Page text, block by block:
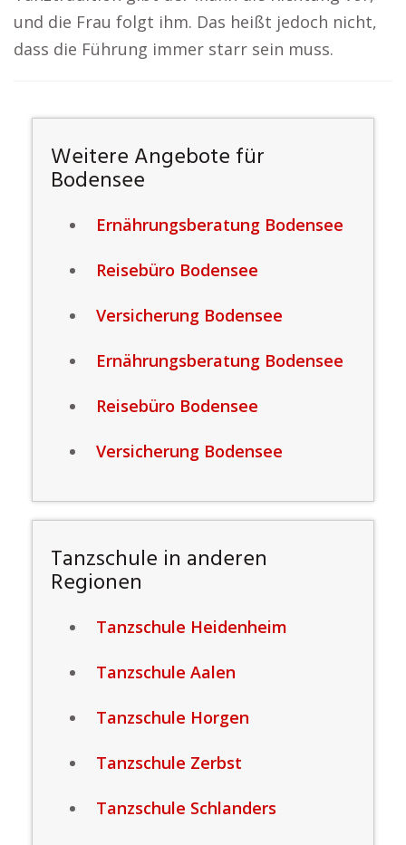
und die Frau folgt ihm. Das heißt jedoch nicht,
dass die Führung immer starr sein muss.
Weitere Angebote für
Bodensee
Ernährungsberatung Bodensee
Reisebüro Bodensee
Versicherung Bodensee
Ernährungsberatung Bodensee
Reisebüro Bodensee
Versicherung Bodensee
Tanzschule in anderen
Regionen
Tanzschule Heidenheim
Tanzschule Aalen
Tanzschule Horgen
Tanzschule Zerbst
Tanzschule Schlanders